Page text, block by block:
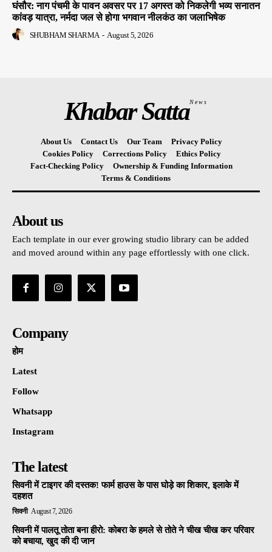
घंसौर: नाग पंचमी के पावन अवसर पर 17 अगस्त को निकलेगी भव्य सनातन
कांवड़ यात्रा, नर्मदा जल से होगा भगवान नीलकंठ का जलाभिषेक
SHUBHAM SHARMA - August 5, 2026
Khabar SattaNews
About Us Contact Us Our Team
Privacy Policy
Cookies Policy
Corrections Policy
Ethics Policy
Fact-Checking Policy
Ownership & Funding Information
Terms & Conditions
About us
Each template in our ever growing studio library can be added
and moved around within any page effortlessly with one click.
Company
होम
Latest
Follow
Whatsapp
Instagram
The latest
सिवनी में टाइगर की दस्तक! फार्म हाउस के पास घोड़े का शिकार, इलाके में
दहशत
सिवनी August 7, 2026
सिवनी में पालतू तोता बना हीरो: कोबरा के हमले से तोते ने चीख चीख कर परिवार
को बचाया, खुद की दी जान